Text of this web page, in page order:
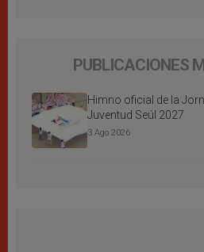
PUBLICACIONES
Himno oficial de la
Juventud Seúl 2027
3 Ago 2026